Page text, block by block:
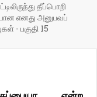
தீப்பொறி
எனது அனுபவப்
- பகுதி 15